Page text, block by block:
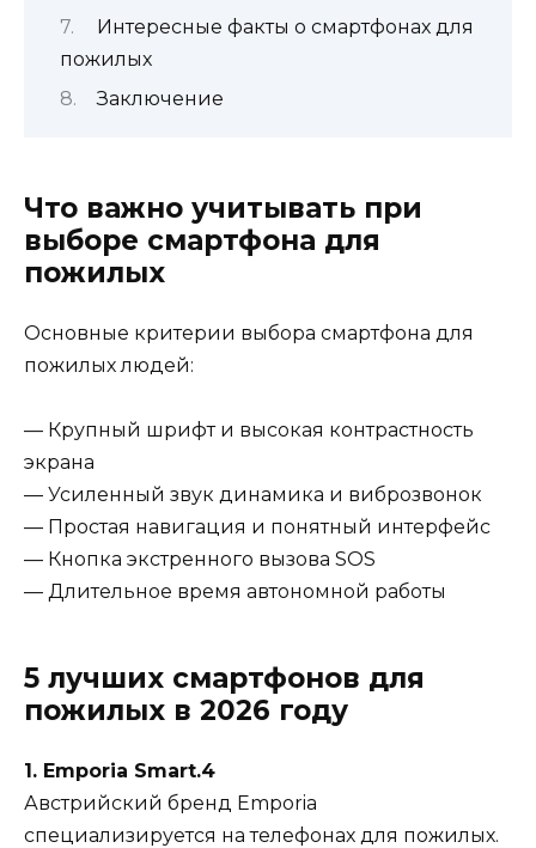
Интересные факты о смартфонах для
пожилых
Заключение
Что важно учитывать при
выборе смартфона для
пожилых
Основные критерии выбора смартфона для
пожилых людей:
— Крупный шрифт и высокая контрастность
экрана
— Усиленный звук динамика и виброзвонок
— Простая навигация и понятный интерфейс
— Кнопка экстренного вызова SOS
— Длительное время автономной работы
5 лучших смартфонов для
пожилых в 2026 году
1. Emporia Smart.4
Австрийский бренд Emporia
специализируется на телефонах для пожилых.